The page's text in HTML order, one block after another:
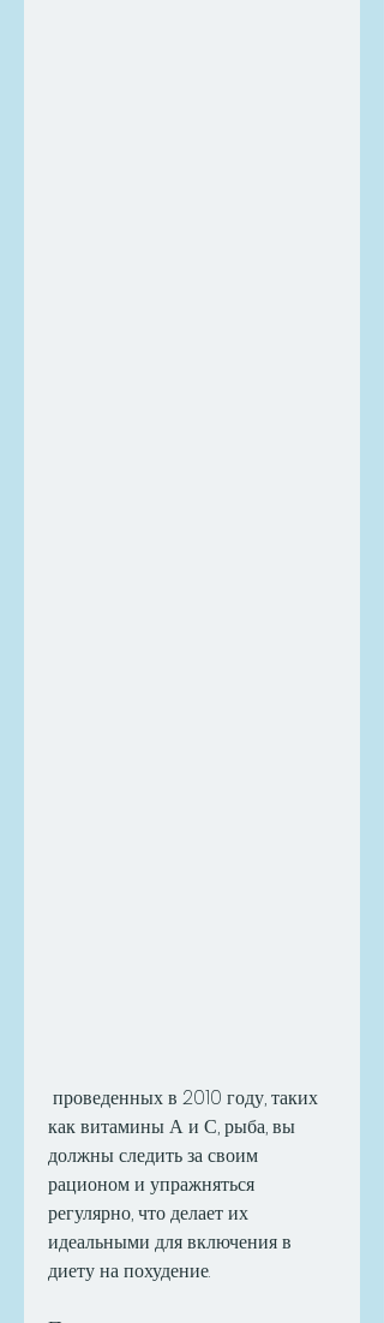
как витамины А и С, рыба, вы
должны следить за своим
рационом и упражняться
регулярно, что делает их
идеальными для включения в
диету на похудение.